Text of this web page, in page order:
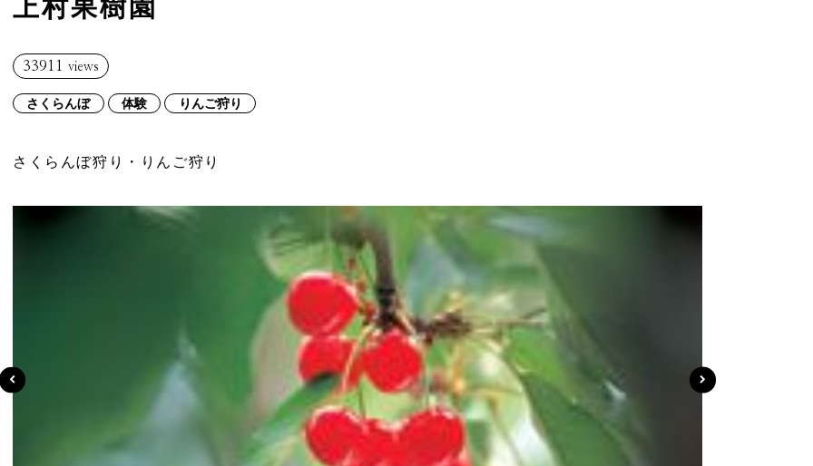
上村果樹園
33911 views
さくらんぼ 体験 りんご狩り
さくらんぼ狩り・りんご狩り